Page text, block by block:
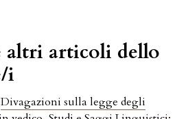
altri articoli dello
i
Divagazioni sulla legge degli